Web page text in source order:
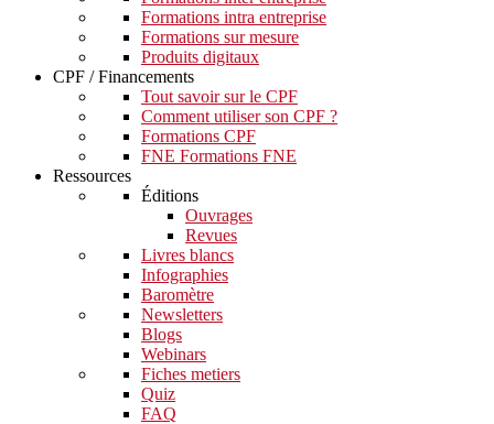
Formations intra entreprise
Formations sur mesure
Produits digitaux
CPF / Financements
Tout savoir sur le CPF
Comment utiliser son CPF ?
Formations CPF
FNE Formations FNE
Ressources
Éditions
Ouvrages
Revues
Livres blancs
Infographies
Baromètre
Newsletters
Blogs
Webinars
Fiches metiers
Quiz
FAQ